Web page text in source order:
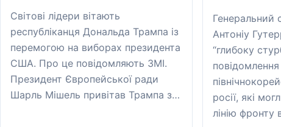
Світові лідери вітають
республіканця Дональда Трампа із
перемогою на виборах президента
США. Про це повідомляють ЗМІ.
Президент Європейської ради
Шарль Мішель привітав Трампа з…
Генеральний
Антоніу
“глибоку
росії, які
лінію фронту